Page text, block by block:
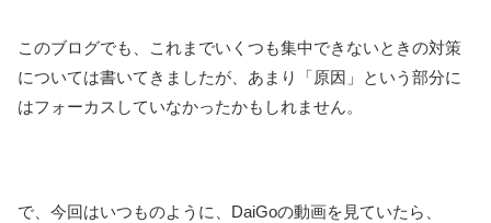
このブログでも、これまでいくつも集中できないときの対策
については書いてきましたが、あまり「原因」という部分に
はフォーカスしていなかったかもしれません。
で、今回はいつものように、DaiGoの動画を見ていたら、